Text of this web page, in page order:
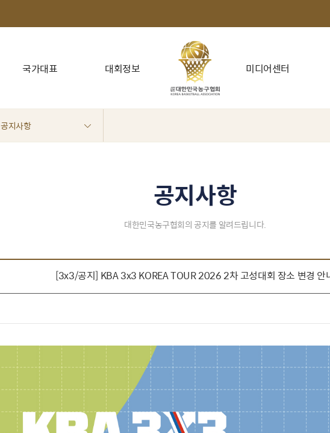
국가대표 대회정보 미디어센터
공지사항
공지사항
대한민국농구협회의 공지를 알려드립니다.
[3x3/공지] KBA 3x3 KOREA TOUR 2026 2차 고성대회 장소 변경 안